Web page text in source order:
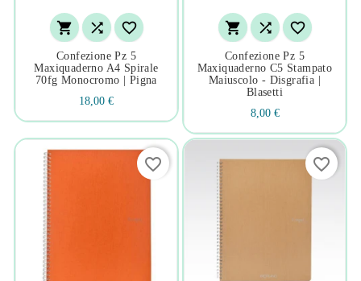
  
Confezione Pz 5
Maxiquaderno A4 Spirale
70fg Monocromo | Pigna
18,00 €
  
Confezione Pz 5
Maxiquaderno C5 Stampato
Maiuscolo - Disgrafia |
Blasetti
8,00 €
favorite_border favorite_border